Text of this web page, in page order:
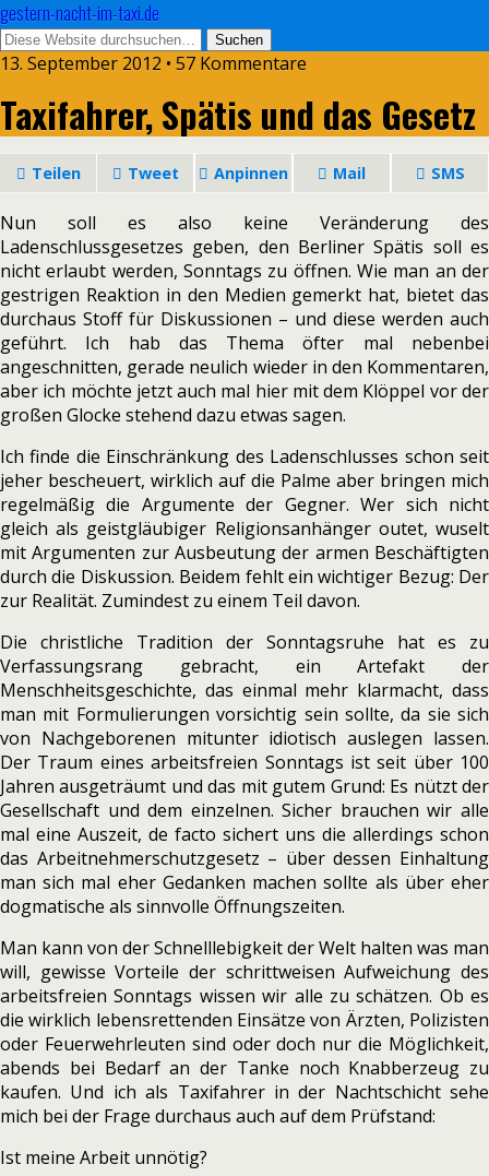
gestern-nacht-im-taxi.de
13. September 2012 • 57 Kommentare
Taxifahrer, Spätis und das Gesetz
Teilen Tweet Anpinnen Mail SMS
Nun soll es also keine Veränderung des
Ladenschlussgesetzes geben, den Berliner Spätis soll es
nicht erlaubt werden, Sonntags zu öffnen. Wie man an der
gestrigen Reaktion in den Medien gemerkt hat, bietet das
durchaus Stoff für Diskussionen – und diese werden auch
geführt. Ich hab das Thema öfter mal nebenbei
angeschnitten, gerade neulich wieder in den Kommentaren,
aber ich möchte jetzt auch mal hier mit dem Klöppel vor der
großen Glocke stehend dazu etwas sagen.
Ich finde die Einschränkung des Ladenschlusses schon seit
jeher bescheuert, wirklich auf die Palme aber bringen mich
regelmäßig die Argumente der Gegner. Wer sich nicht
gleich als geistgläubiger Religionsanhänger outet, wuselt
mit Argumenten zur Ausbeutung der armen Beschäftigten
durch die Diskussion. Beidem fehlt ein wichtiger Bezug: Der
zur Realität. Zumindest zu einem Teil davon.
Die christliche Tradition der Sonntagsruhe hat es zu
Verfassungsrang gebracht, ein Artefakt der
Menschheitsgeschichte, das einmal mehr klarmacht, dass
man mit Formulierungen vorsichtig sein sollte, da sie sich
von Nachgeborenen mitunter idiotisch auslegen lassen.
Der Traum eines arbeitsfreien Sonntags ist seit über 100
Jahren ausgeträumt und das mit gutem Grund: Es nützt der
Gesellschaft und dem einzelnen. Sicher brauchen wir alle
mal eine Auszeit, de facto sichert uns die allerdings schon
das Arbeitnehmerschutzgesetz – über dessen Einhaltung
man sich mal eher Gedanken machen sollte als über eher
dogmatische als sinnvolle Öffnungszeiten.
Man kann von der Schnelllebigkeit der Welt halten was man
will, gewisse Vorteile der schrittweisen Aufweichung des
arbeitsfreien Sonntags wissen wir alle zu schätzen. Ob es
die wirklich lebensrettenden Einsätze von Ärzten, Polizisten
oder Feuerwehrleuten sind oder doch nur die Möglichkeit,
abends bei Bedarf an der Tanke noch Knabberzeug zu
kaufen. Und ich als Taxifahrer in der Nachtschicht sehe
mich bei der Frage durchaus auch auf dem Prüfstand:
Ist meine Arbeit unnötig?